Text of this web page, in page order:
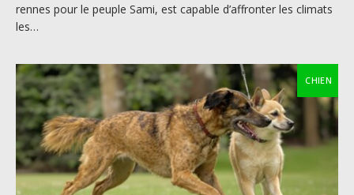
rennes pour le peuple Sami, est capable d’affronter les climats
les…
CHIEN